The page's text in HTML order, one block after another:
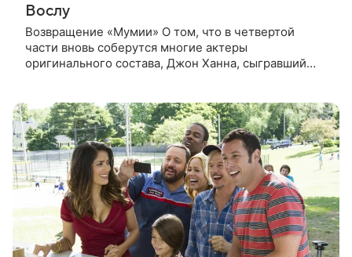
Вослу
Возвращение «Мумии» О том, что в четвертой
части вновь соберутся многие актеры
оригинального состава, Джон Ханна, сыгравший